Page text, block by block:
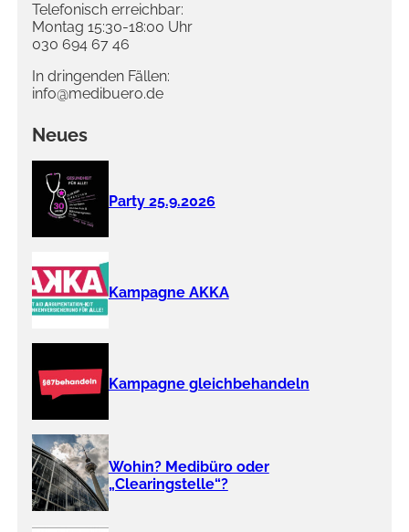
Telefonisch erreichbar:
Montag 15:30-18:00 Uhr
030 694 67 46
In dringenden Fällen:
info@medibuero.de
Neues
Party 25.9.2026
Kampagne AKKA
Kampagne gleichbehandeln
Wohin? Medibüro oder
„Clearingstelle“?